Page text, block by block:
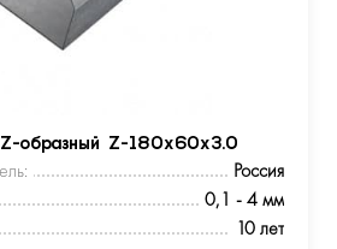
Z-образный Z-180х60х3.0
Россия
0,1 - 4 мм
10 лет